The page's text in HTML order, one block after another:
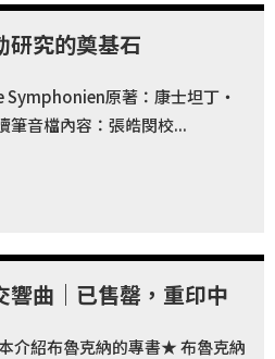
究的奠基石
Symphonien原著：康士坦丁・
筆音檔內容：張皓閔校...
響曲｜已售罄，重印中
介紹布魯克納的專書★ 布魯克納